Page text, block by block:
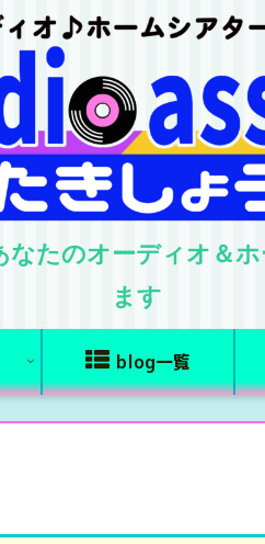
たのオーディオ＆
ます
blog一覧